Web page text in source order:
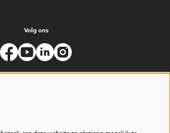
Volg ons